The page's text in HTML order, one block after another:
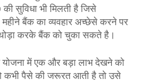
सुविधा भी मिलती है जिसे
बैंक का व्यवहार अच्छेसे करने पर
करके बैंक को चुका सकते है।
योजना में एक और बड़ा लाभ देखने को
कभी पैसे की जरूरत आती है तो उसे